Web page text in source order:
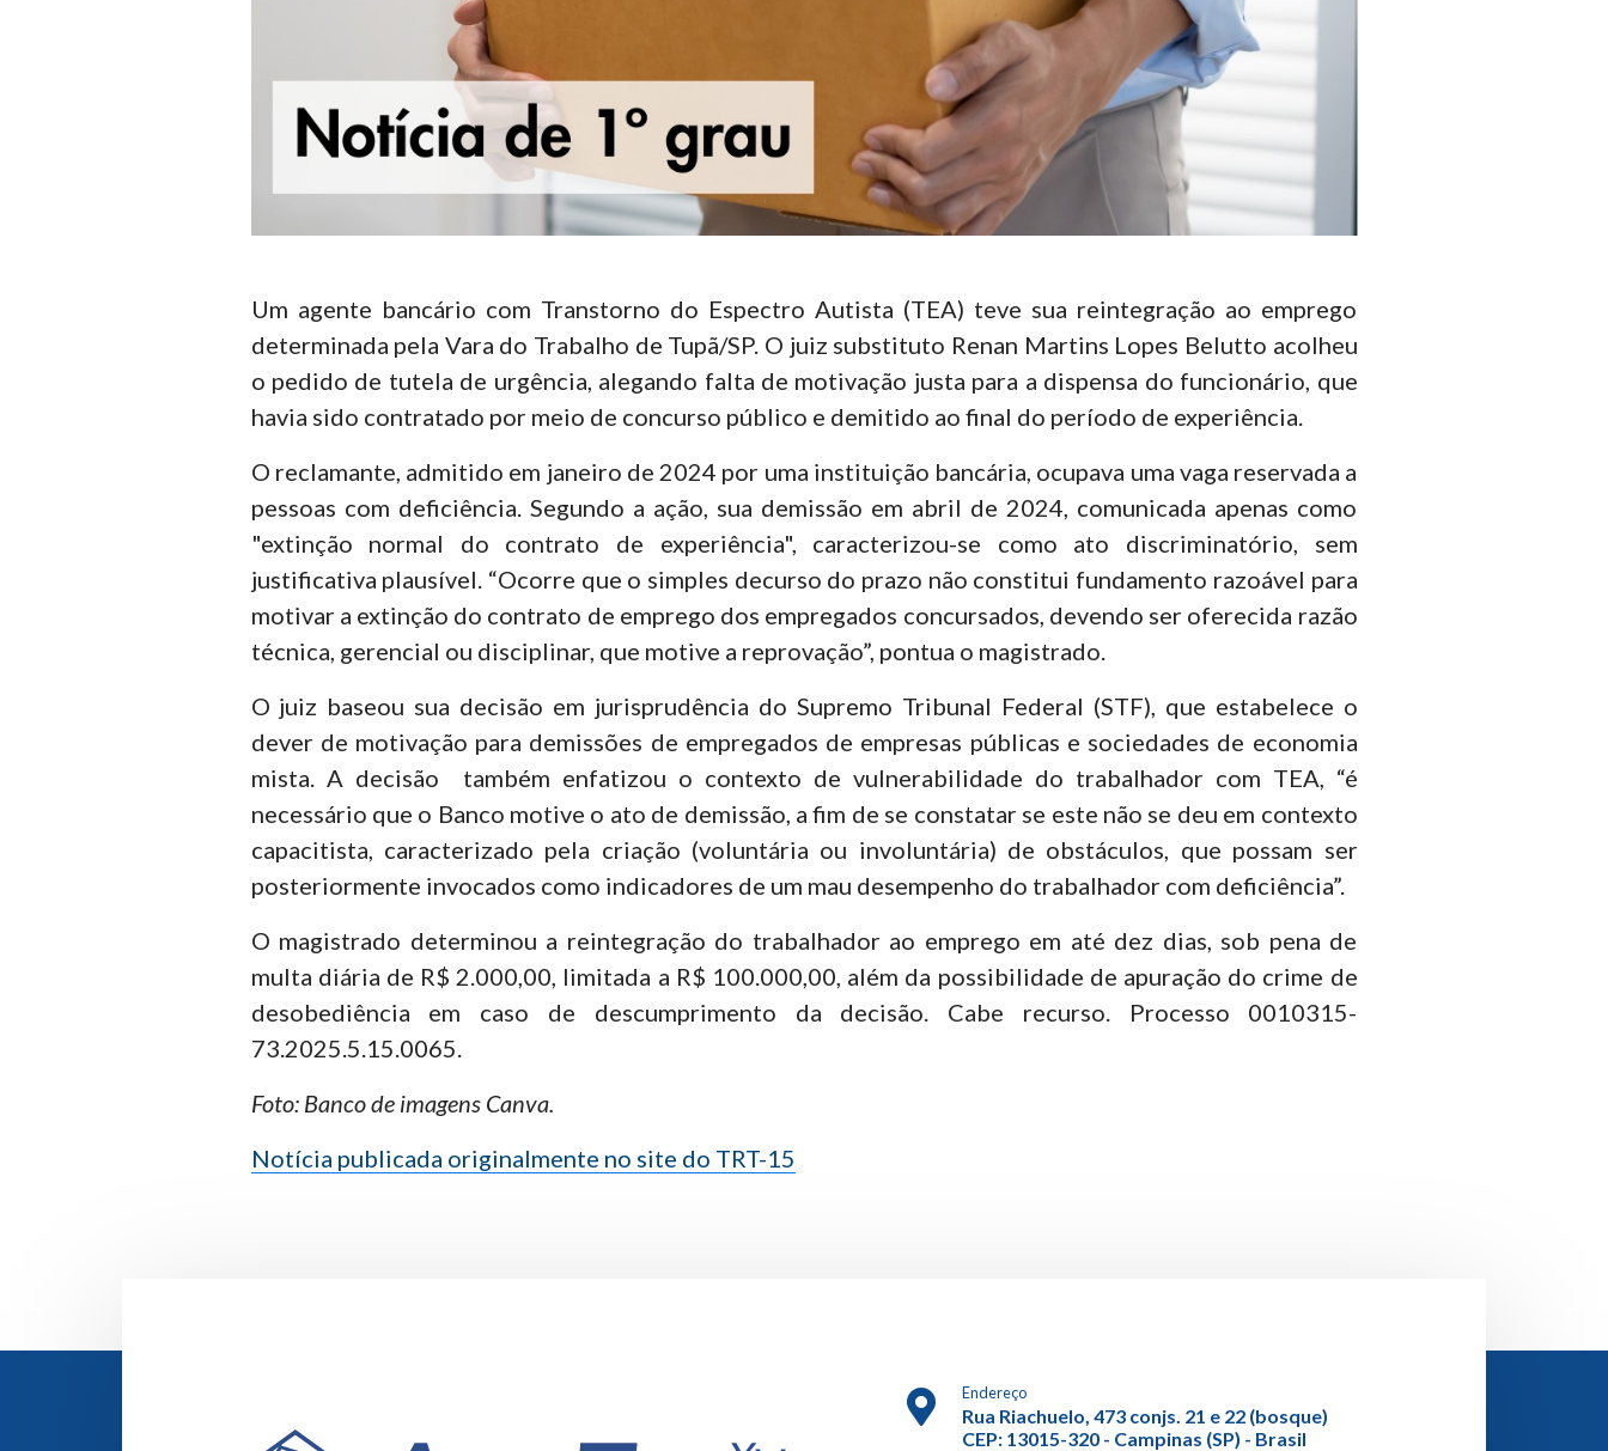
Conteúdo da Notícia
Um agente bancário com Transtorno do Espectro Autista (TEA) teve sua reintegração ao emprego
determinada pela Vara do Trabalho de Tupã/SP. O juiz substituto Renan Martins Lopes Belutto acolheu
o pedido de tutela de urgência, alegando falta de motivação justa para a dispensa do funcionário, que
havia sido contratado por meio de concurso público e demitido ao final do período de experiência.
O reclamante, admitido em janeiro de 2024 por uma instituição bancária, ocupava uma vaga reservada a
pessoas com deficiência. Segundo a ação, sua demissão em abril de 2024, comunicada apenas como
"extinção normal do contrato de experiência", caracterizou-se como ato discriminatório, sem
justificativa plausível. “Ocorre que o simples decurso do prazo não constitui fundamento razoável para
motivar a extinção do contrato de emprego dos empregados concursados, devendo ser oferecida razão
técnica, gerencial ou disciplinar, que motive a reprovação”, pontua o magistrado.
O juiz baseou sua decisão em jurisprudência do Supremo Tribunal Federal (STF), que estabelece o
dever de motivação para demissões de empregados de empresas públicas e sociedades de economia
mista. A decisão também enfatizou o contexto de vulnerabilidade do trabalhador com TEA, “é
necessário que o Banco motive o ato de demissão, a fim de se constatar se este não se deu em contexto
capacitista, caracterizado pela criação (voluntária ou involuntária) de obstáculos, que possam ser
posteriormente invocados como indicadores de um mau desempenho do trabalhador com deficiência”.
O magistrado determinou a reintegração do trabalhador ao emprego em até dez dias, sob pena de
multa diária de R$ 2.000,00, limitada a R$ 100.000,00, além da possibilidade de apuração do crime de
desobediência em caso de descumprimento da decisão. Cabe recurso. Processo 0010315-
73.2025.5.15.0065.
Foto: Banco de imagens Canva.
Notícia publicada originalmente no site do TRT-15
Endereço
Rua Riachuelo, 473 conjs. 21 e 22 (bosque)
CEP: 13015-320 - Campinas (SP) - Brasil